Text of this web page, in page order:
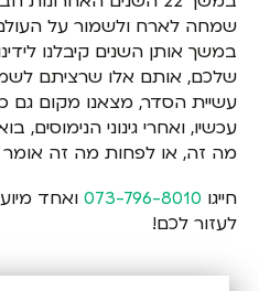
שמחה לארח ולשמור על
במשך אותן השנים קיבלנו
שלכם, אותם אלו שרציתם
עשיית הסדר, מצאנו מקום גם
עכשיו, ואחרי גינוני
מה זה, או לפחות מה זה אומר
חייגו 073-796-8010 ואחד
לעזור לכם!